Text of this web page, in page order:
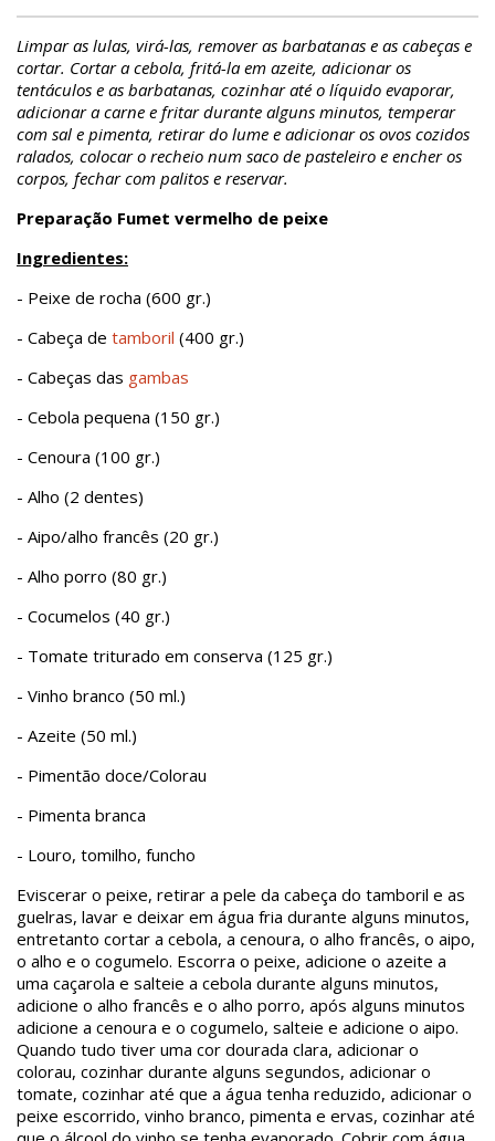
Limpar as lulas, virá-las, remover as barbatanas e as cabeças e
cortar. Cortar a cebola, fritá-la em azeite, adicionar os
tentáculos e as barbatanas, cozinhar até o líquido evaporar,
adicionar a carne e fritar durante alguns minutos, temperar
com sal e pimenta, retirar do lume e adicionar os ovos cozidos
ralados, colocar o recheio num saco de pasteleiro e encher os
corpos, fechar com palitos e reservar.
Preparação Fumet vermelho de peixe
Ingredientes:
- Peixe de rocha (600 gr.)
- Cabeça de tamboril (400 gr.)
- Cabeças das gambas
- Cebola pequena (150 gr.)
- Cenoura (100 gr.)
- Alho (2 dentes)
- Aipo/alho francês (20 gr.)
- Alho porro (80 gr.)
- Cocumelos (40 gr.)
- Tomate triturado em conserva (125 gr.)
- Vinho branco (50 ml.)
- Azeite (50 ml.)
- Pimentão doce/Colorau
- Pimenta branca
- Louro, tomilho, funcho
Eviscerar o peixe, retirar a pele da cabeça do tamboril e as
guelras, lavar e deixar em água fria durante alguns minutos,
entretanto cortar a cebola, a cenoura, o alho francês, o aipo,
o alho e o cogumelo. Escorra o peixe, adicione o azeite a
uma caçarola e salteie a cebola durante alguns minutos,
adicione o alho francês e o alho porro, após alguns minutos
adicione a cenoura e o cogumelo, salteie e adicione o aipo.
Quando tudo tiver uma cor dourada clara, adicionar o
colorau, cozinhar durante alguns segundos, adicionar o
tomate, cozinhar até que a água tenha reduzido, adicionar o
peixe escorrido, vinho branco, pimenta e ervas, cozinhar até